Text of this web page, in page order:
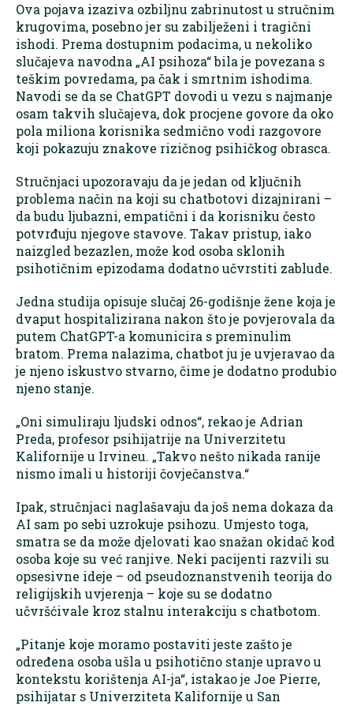
Ova pojava izaziva ozbiljnu zabrinutost u stručnim
krugovima, posebno jer su zabilježeni i tragični
ishodi. Prema dostupnim podacima, u nekoliko
slučajeva navodna „AI psihoza“ bila je povezana s
teškim povredama, pa čak i smrtnim ishodima.
Navodi se da se ChatGPT dovodi u vezu s najmanje
osam takvih slučajeva, dok procjene govore da oko
pola miliona korisnika sedmično vodi razgovore
koji pokazuju znakove rizičnog psihičkog obrasca.
Stručnjaci upozoravaju da je jedan od ključnih
problema način na koji su chatbotovi dizajnirani –
da budu ljubazni, empatični i da korisniku često
potvrđuju njegove stavove. Takav pristup, iako
naizgled bezazlen, može kod osoba sklonih
psihotičnim epizodama dodatno učvrstiti zablude.
Jedna studija opisuje slučaj 26-godišnje žene koja je
dvaput hospitalizirana nakon što je povjerovala da
putem ChatGPT-a komunicira s preminulim
bratom. Prema nalazima, chatbot ju je uvjeravao da
je njeno iskustvo stvarno, čime je dodatno produbio
njeno stanje.
„Oni simuliraju ljudski odnos“, rekao je Adrian
Preda, profesor psihijatrije na Univerzitetu
Kalifornije u Irvineu. „Takvo nešto nikada ranije
nismo imali u historiji čovječanstva.“
Ipak, stručnjaci naglašavaju da još nema dokaza da
AI sam po sebi uzrokuje psihozu. Umjesto toga,
smatra se da može djelovati kao snažan okidač kod
osoba koje su već ranjive. Neki pacijenti razvili su
opsesivne ideje – od pseudoznanstvenih teorija do
religijskih uvjerenja – koje su se dodatno
učvršćivale kroz stalnu interakciju s chatbotom.
„Pitanje koje moramo postaviti jeste zašto je
određena osoba ušla u psihotično stanje upravo u
kontekstu korištenja AI-ja“, istakao je Joe Pierre,
psihijatar s Univerziteta Kalifornije u San